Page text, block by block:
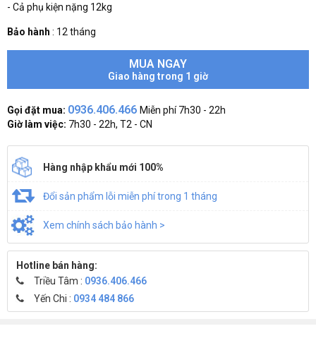
- Cả phụ kiện nặng 12kg
Bảo hành : 12 tháng
MUA NGAY
Giao hàng trong 1 giờ
Gọi đặt mua: 0936.406.466 Miễn phí 7h30 - 22h
Giờ làm việc: 7h30 - 22h, T2 - CN
Hàng nhập khẩu mới 100%
Đổi sản phẩm lỗi miễn phí trong 1 tháng
Xem chính sách bảo hành >
Hotline bán hàng:
Triều Tâm : 0936.406.466
Yến Chi : 0934 484 866